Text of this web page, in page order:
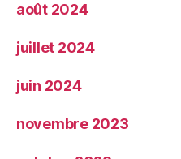
août 2024
juillet 2024
juin 2024
novembre 2023